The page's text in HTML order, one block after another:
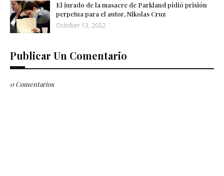
El jurado de la masacre de Parkland pidió prisión
perpetua para el autor, Nikolas Cruz
October 13, 2022
Publicar Un Comentario
0 Comentarios